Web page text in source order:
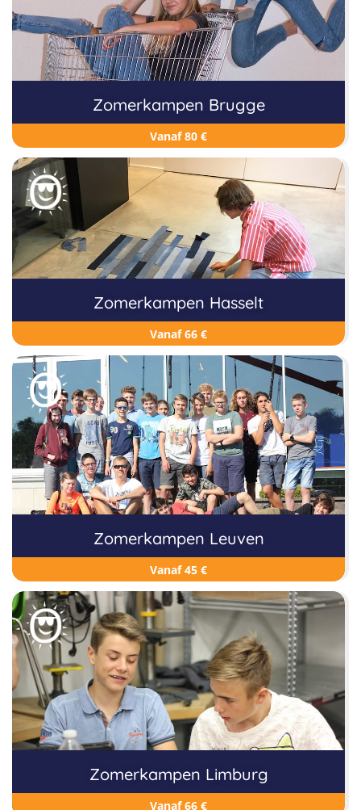
Zomerkampen Brugge
Vanaf 80 €
Zomerkampen Hasselt
Vanaf 66 €
Zomerkampen Leuven
Vanaf 45 €
Zomerkampen Limburg
Vanaf 66 €